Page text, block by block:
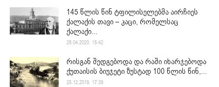
145 წლის წინ ტფილისელებმა აირჩიეს
ქალაქის თავი – კაცი, რომელსაც
ქალაქი...
28.04.2020. 15:42
რისგან შედგებოდა და რაში იხარჯებოდა
ქუთაისის ბიუჯეტი ზუსტად 100 წლის წინ,...
25.12.2019. 17:39